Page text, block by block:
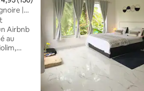
|
Airbnb
au